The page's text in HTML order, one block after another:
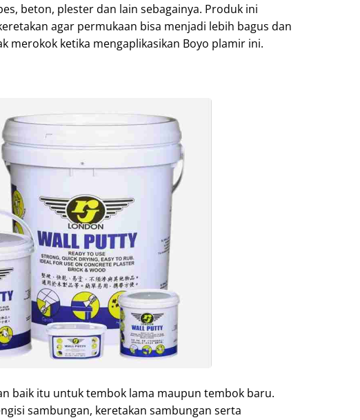
beton, plester dan lain sebagainya. Produk ini
agar permukaan bisa menjadi lebih bagus dan
merokok ketika mengaplikasikan Boyo plamir ini.
baik itu untuk tembok lama maupun tembok baru.
sambungan, keretakan sambungan serta